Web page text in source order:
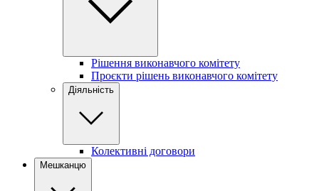
Рішення виконавчого комітету
Проєкти рішень виконавчого комітету
Діяльність
Колективні договори
Мешканцю